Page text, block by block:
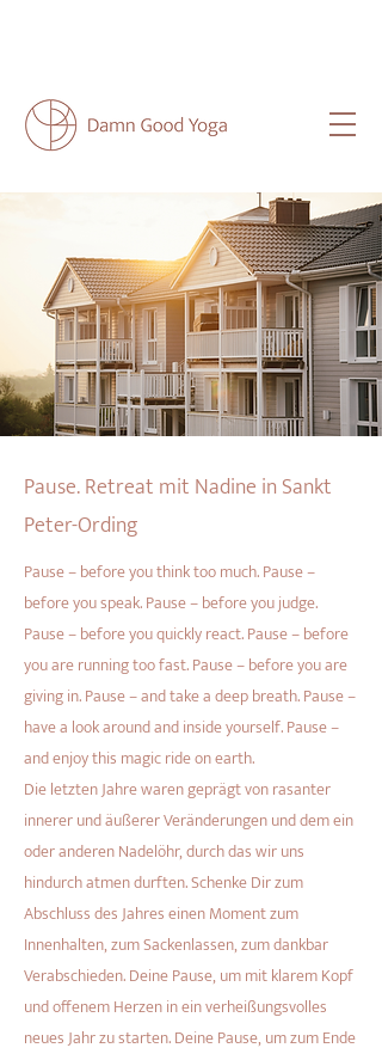
Pause. Retreat mit Nadine in Sankt
Peter-Ording
Pause – before you think too much. Pause –
before you speak. Pause – before you judge.
Pause – before you quickly react. Pause – before
you are running too fast. Pause – before you are
giving in. Pause – and take a deep breath. Pause –
have a look around and inside yourself. Pause –
and enjoy this magic ride on earth.
Die letzten Jahre waren geprägt von rasanter
innerer und äußerer Veränderungen und dem ein
oder anderen Nadelöhr, durch das wir uns
hindurch atmen durften. Schenke Dir zum
Abschluss des Jahres einen Moment zum
Innenhalten, zum Sackenlassen, zum dankbar
Verabschieden. Deine Pause, um mit klarem Kopf
und offenem Herzen in ein verheißungsvolles
neues Jahr zu starten. Deine Pause, um zum Ende